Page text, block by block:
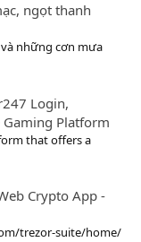
ngọt thanh
những cơn mưa
Login,
Gaming Platform
that offers a
Crypto App -
trezor-suite/home/